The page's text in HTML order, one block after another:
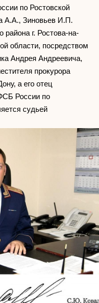
по Ростовской
А.А., Зиновьев И.П.
района г. Ростова-на-
области, посредством
Андрея Андреевича,
прокурора
а его отец
России по
судьей